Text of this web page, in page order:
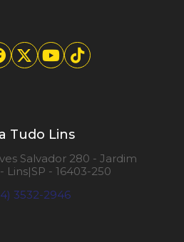
Tudo Lins
Salvador 280 - Jardim
Lins|SP - 16403-250
3532-2946